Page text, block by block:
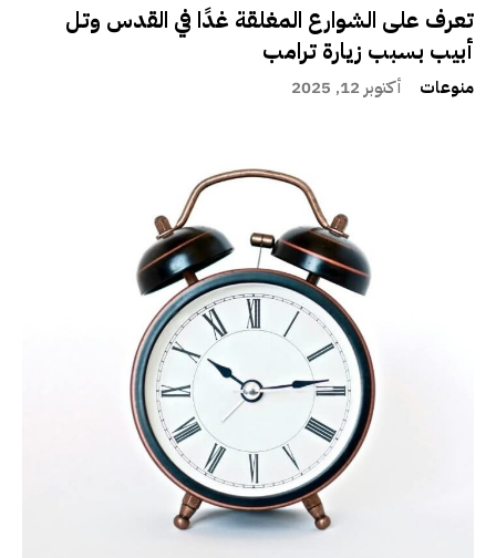
تعرف على الشوارع المغلقة غدًا في القدس وتل
أبيب بسبب زيارة ترامب
منوعات أكتوبر 12, 2025